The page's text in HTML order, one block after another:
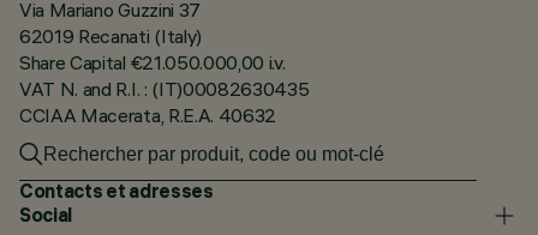
Via Mariano Guzzini 37
62019 Recanati (Italy)
Share Capital €21.050.000,00 i.v.
VAT N. and R.I. : (IT)00082630435
CCIAA Macerata, R.E.A. 40632
Contacts et adresses
Social